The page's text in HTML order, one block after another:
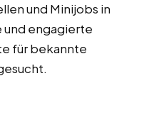
und Minijobs in
und engagierte
für bekannte